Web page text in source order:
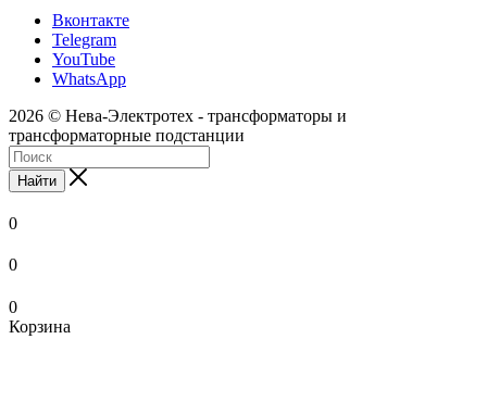
Вконтакте
Telegram
YouTube
WhatsApp
2026 © Нева-Электротех - трансформаторы и
трансформаторные подстанции
Найти
0
0
0
Корзина